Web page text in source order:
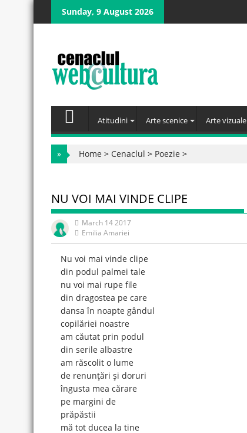
Skip
Sunday, 9 August 2026
Atitudini Arte scenice Arte vizuale
» Home > Cenaclul > Poezie >
NU VOI MAI VINDE CLIPE
March 14 2017
Emilia Amariei
Nu voi mai vinde clipe
din podul palmei tale
nu voi mai rupe file
din dragostea pe care
dansa în noapte gândul
copilăriei noastre
am căutat prin podul
din serile albastre
am răscolit o lume
de renunţări şi doruri
îngusta mea cărare
pe margini de
prăpăstii
mă tot ducea la tine